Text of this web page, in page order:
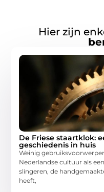
Hier zijn
De Friese staartklok:
geschiedenis in huis
Weinig
Nederlandse cultuur als
slingeren, de
heeft,